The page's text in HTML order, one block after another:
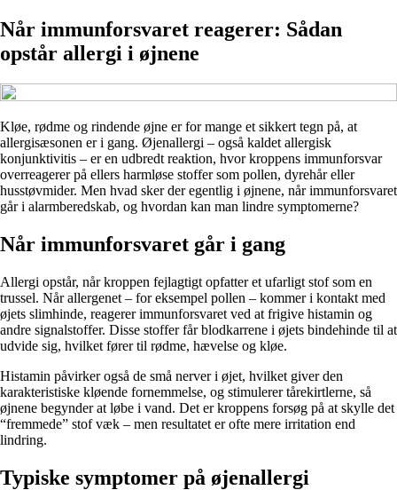
Når immunforsvaret reagerer: Sådan
opstår allergi i øjnene
Kløe, rødme og rindende øjne er for mange et sikkert tegn på, at
allergisæsonen er i gang. Øjenallergi – også kaldet allergisk
konjunktivitis – er en udbredt reaktion, hvor kroppens immunforsvar
overreagerer på ellers harmløse stoffer som pollen, dyrehår eller
husstøvmider. Men hvad sker der egentlig i øjnene, når immunforsvaret
går i alarmberedskab, og hvordan kan man lindre symptomerne?
Når immunforsvaret går i gang
Allergi opstår, når kroppen fejlagtigt opfatter et ufarligt stof som en
trussel. Når allergenet – for eksempel pollen – kommer i kontakt med
øjets slimhinde, reagerer immunforsvaret ved at frigive histamin og
andre signalstoffer. Disse stoffer får blodkarrene i øjets bindehinde til at
udvide sig, hvilket fører til rødme, hævelse og kløe.
Histamin påvirker også de små nerver i øjet, hvilket giver den
karakteristiske kløende fornemmelse, og stimulerer tårekirtlerne, så
øjnene begynder at løbe i vand. Det er kroppens forsøg på at skylle det
“fremmede” stof væk – men resultatet er ofte mere irritation end
lindring.
Typiske symptomer på øjenallergi